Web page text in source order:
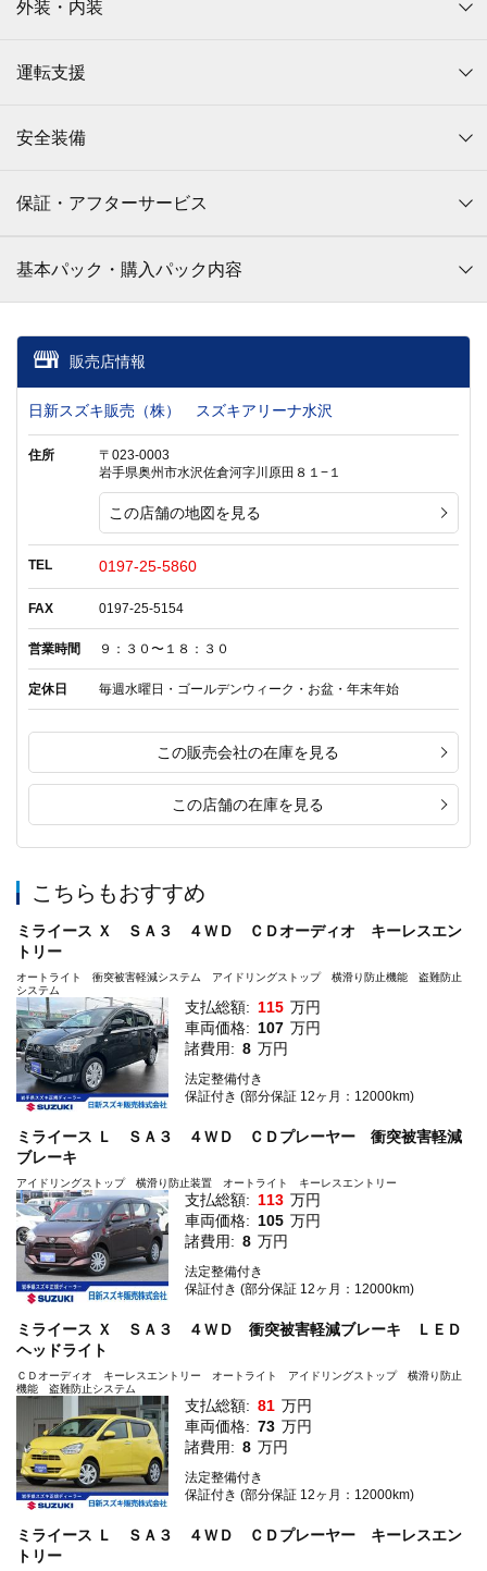
外装・内装
運転支援
安全装備
保証・アフターサービス
基本パック・購入パック内容
販売店情報
日新スズキ販売（株） スズキアリーナ水沢
住所
〒023-0003
岩手県奥州市水沢佐倉河字川原田８１−１
この店舗の地図を見る
TEL 0197-25-5860
FAX 0197-25-5154
営業時間 ９：３０〜１８：３０
定休日 毎週水曜日・ゴールデンウィーク・お盆・年末年始
この販売会社の在庫を見る
この店舗の在庫を見る
こちらもおすすめ
ミライース Ｘ ＳＡ３ ４ＷＤ ＣＤオーディオ キーレスエン
トリー
オートライト 衝突被害軽減システム アイドリングストップ 横滑り防止機能 盗難防止
システム
支払総額: 115 万円
車両価格: 107 万円
諸費用: 8 万円
法定整備付き
保証付き (部分保証 12ヶ月：12000km)
ミライース Ｌ ＳＡ３ ４ＷＤ ＣＤプレーヤー 衝突被害軽減
ブレーキ
アイドリングストップ 横滑り防止装置 オートライト キーレスエントリー
支払総額: 113 万円
車両価格: 105 万円
諸費用: 8 万円
法定整備付き
保証付き (部分保証 12ヶ月：12000km)
ミライース Ｘ ＳＡ３ ４ＷＤ 衝突被害軽減ブレーキ ＬＥＤ
ヘッドライト
ＣＤオーディオ キーレスエントリー オートライト アイドリングストップ 横滑り防止
機能 盗難防止システム
支払総額: 81 万円
車両価格: 73 万円
諸費用: 8 万円
法定整備付き
保証付き (部分保証 12ヶ月：12000km)
ミライース Ｌ ＳＡ３ ４ＷＤ ＣＤプレーヤー キーレスエン
トリー